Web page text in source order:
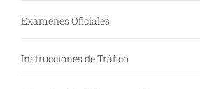
Exámenes Oficiales
Instrucciones de Tráfico